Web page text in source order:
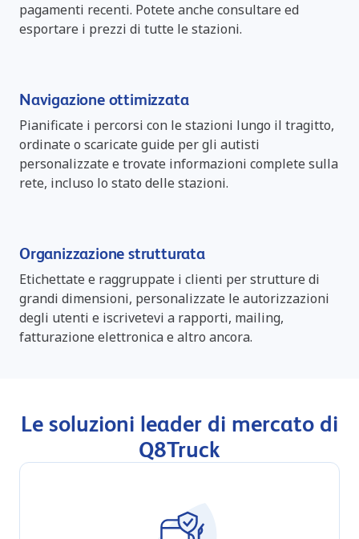
pagamenti recenti. Potete anche consultare ed
esportare i prezzi di tutte le stazioni.
Navigazione ottimizzata
Pianificate i percorsi con le stazioni lungo il tragitto,
ordinate o scaricate guide per gli autisti
personalizzate e trovate informazioni complete sulla
rete, incluso lo stato delle stazioni.
Organizzazione strutturata
Etichettate e raggruppate i clienti per strutture di
grandi dimensioni, personalizzate le autorizzazioni
degli utenti e iscrivetevi a rapporti, mailing,
fatturazione elettronica e altro ancora.
Le soluzioni leader di mercato di
Q8Truck